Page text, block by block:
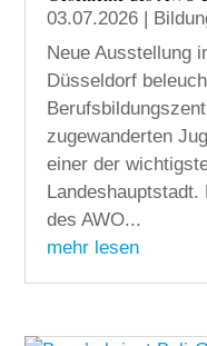
03.07.2026
Neue Ausstellung
Düsseldorf
zugewanderten
einer der
des AWO...
mehr lesen